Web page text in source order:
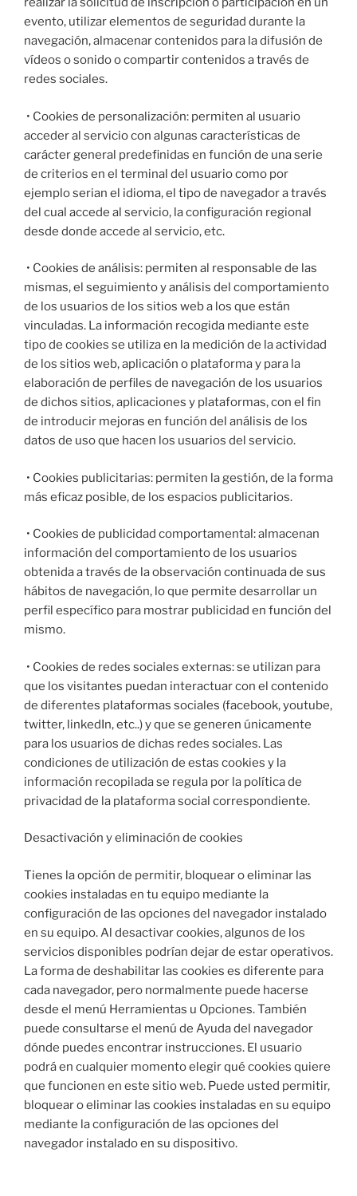
evento, utilizar elementos de seguridad durante la
navegación, almacenar contenidos para la difusión de
vídeos o sonido o compartir contenidos a través de
redes sociales.
• Cookies de personalización: permiten al usuario
acceder al servicio con algunas características de
carácter general predefinidas en función de una serie
de criterios en el terminal del usuario como por
ejemplo serian el idioma, el tipo de navegador a través
del cual accede al servicio, la configuración regional
desde donde accede al servicio, etc.
• Cookies de análisis: permiten al responsable de las
mismas, el seguimiento y análisis del comportamiento
de los usuarios de los sitios web a los que están
vinculadas. La información recogida mediante este
tipo de cookies se utiliza en la medición de la actividad
de los sitios web, aplicación o plataforma y para la
elaboración de perfiles de navegación de los usuarios
de dichos sitios, aplicaciones y plataformas, con el fin
de introducir mejoras en función del análisis de los
datos de uso que hacen los usuarios del servicio.
• Cookies publicitarias: permiten la gestión, de la forma
más eficaz posible, de los espacios publicitarios.
• Cookies de publicidad comportamental: almacenan
información del comportamiento de los usuarios
obtenida a través de la observación continuada de sus
hábitos de navegación, lo que permite desarrollar un
perfil específico para mostrar publicidad en función del
mismo.
• Cookies de redes sociales externas: se utilizan para
que los visitantes puedan interactuar con el contenido
de diferentes plataformas sociales (facebook, youtube,
twitter, linkedIn, etc..) y que se generen únicamente
para los usuarios de dichas redes sociales. Las
condiciones de utilización de estas cookies y la
información recopilada se regula por la política de
privacidad de la plataforma social correspondiente.
​Desactivación y eliminación de cookies
Tienes la opción de permitir, bloquear o eliminar las
cookies instaladas en tu equipo mediante la
configuración de las opciones del navegador instalado
en su equipo. Al desactivar cookies, algunos de los
servicios disponibles podrían dejar de estar operativos.
La forma de deshabilitar las cookies es diferente para
cada navegador, pero normalmente puede hacerse
desde el menú Herramientas u Opciones. También
puede consultarse el menú de Ayuda del navegador
dónde puedes encontrar instrucciones. El usuario
podrá en cualquier momento elegir qué cookies quiere
que funcionen en este sitio web. Puede usted permitir,
bloquear o eliminar las cookies instaladas en su equipo
mediante la configuración de las opciones del
navegador instalado en su dispositivo.